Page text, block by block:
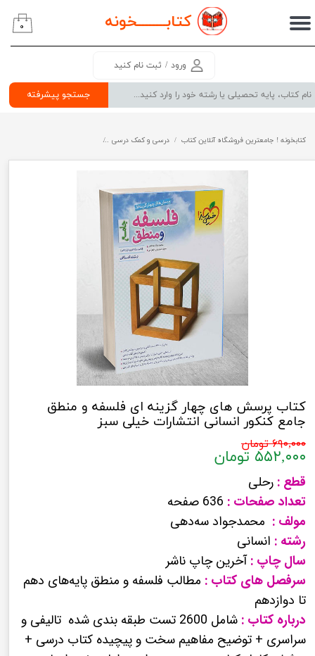
کتابــــــــخونه
جستجو پیشرفته
ورود / ثبت نام کنید
حساب کاربری من
سفارشات
۰
کتابخونه ! جامعترین فروشگاه آنلاین کتاب درسی و کمک درسی
کتاب پرسش های چهار گزینه ای فلسفه و منطق
جامع کنکور انسانی انتشارات خیلی سبز
۶۹۰,۰۰۰ تومان
۵۵۲,۰۰۰ تومان
قطع : رحلی
تعداد صفحات :
مولف : محمدجواد سه‌دهی
رشته : انسانی
سال چاپ :آخرین چاپ ناشر
سرفصل های کتاب : مطالب فلسفه و منطق پایه‌های دهم
تا دوازدهم
درباره کتاب :
شامل 2600 تست طبقه بندی شده تالیفی و
سراسری + توضیح مفاهیم سخت و پیچیده کتاب درسی +